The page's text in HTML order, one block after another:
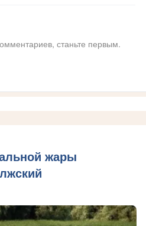
станьте первым.
жары